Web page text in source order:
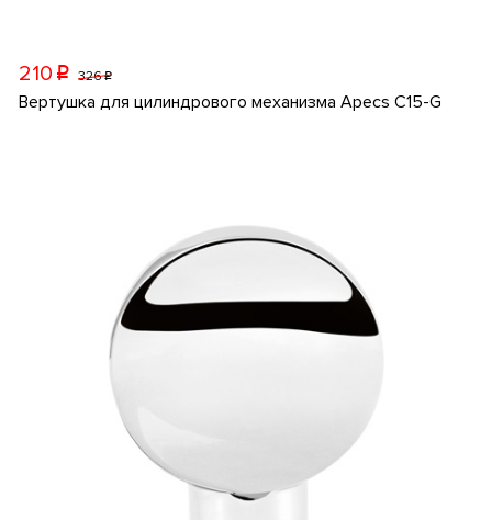
210 p 326p
Вертушка для цилиндрового механизма Apecs C15-G